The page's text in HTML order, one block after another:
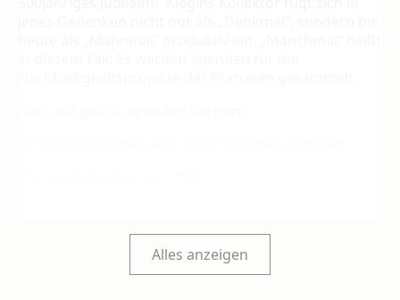
Alles anzeigen